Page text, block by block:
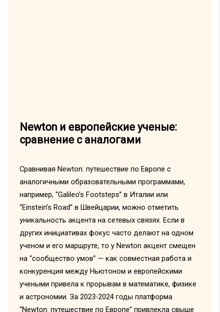
Newton и европейские ученые:
сравнение с аналогами
Сравнивая Newton: путешествие по Европе с
аналогичными образовательными программами,
например, “Galileo’s Footsteps” в Италии или
“Einstein’s Road” в Швейцарии, можно отметить
уникальность акцента на сетевых связях. Если в
других инициативах фокус часто делают на одном
ученом и его маршруте, то у Newton акцент смещен
на “сообщество умов” — как совместная работа и
конкуренция между Ньютоном и европейскими
учеными привела к прорывам в математике, физике
и астрономии. За 2023-2024 годы платформа
“Newton: путешествие по Европе” привлекла свыше